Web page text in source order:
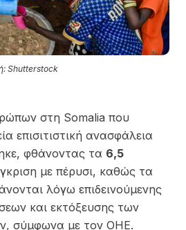
Shutterstock
στη Somalia που
επισιτιστική ανασφάλεια
φθάνοντας τα 6,5
με πέρυσι, καθώς τα
λόγω επιδεινούμενης
και εκτόξευσης των
σύμφωνα με τον ΟΗΕ.